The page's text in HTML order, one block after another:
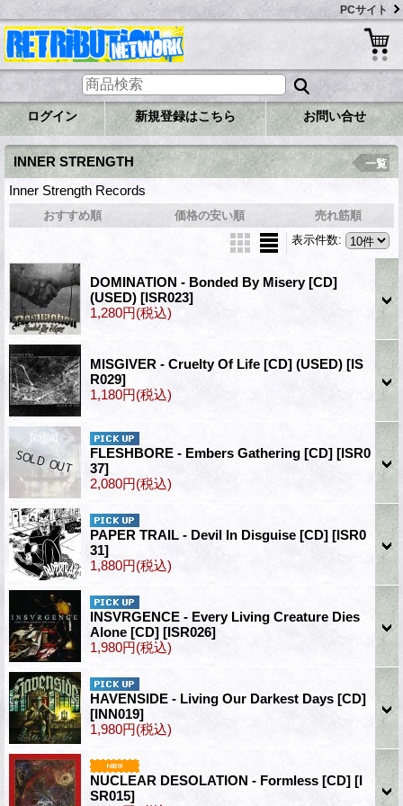
PCサイト
ログイン 新規登録はこちら お問い合せ
INNER STRENGTH
Inner Strength Records
一覧
おすすめ順 価格の安い順
売れ筋順
表示件数:
DOMINATION - Bonded By Misery [CD]
(USED) [ISR023]
1,280円(税込)
MISGIVER - Cruelty Of Life [CD] (USED) [IS
R029]
1,180円(税込)
FLESHBORE - Embers Gathering [CD] [ISR0
37]
2,080円(税込)
PAPER TRAIL - Devil In Disguise [CD] [ISR0
31]
1,880円(税込)
INSVRGENCE - Every Living Creature Dies
Alone [CD] [ISR026]
1,980円(税込)
HAVENSIDE - Living Our Darkest Days [CD]
[INN019]
1,980円(税込)
NUCLEAR DESOLATION - Formless [CD] [I
SR015]